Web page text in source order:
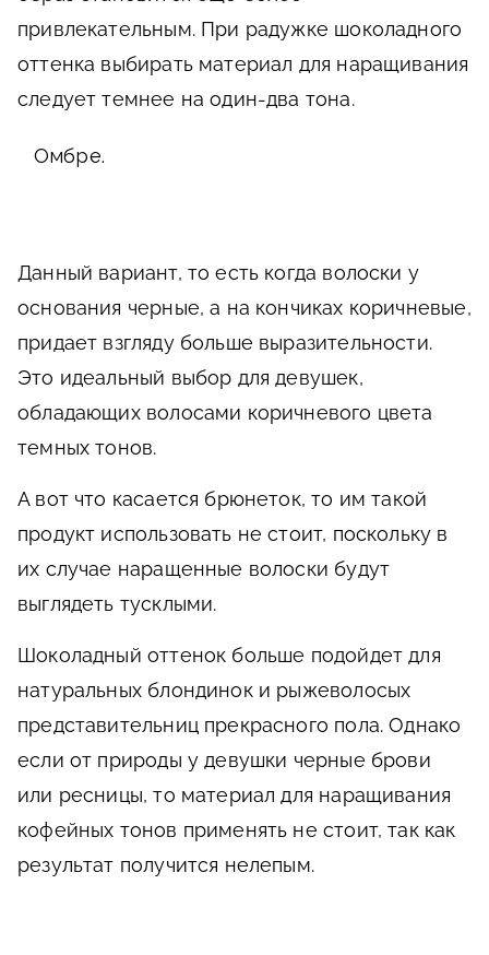
привлекательным. При радужке шоколадного
оттенка выбирать материал для наращивания
следует темнее на один-два тона.
Омбре.
Данный вариант, то есть когда волоски у
основания черные, а на кончиках коричневые,
придает взгляду больше выразительности.
Это идеальный выбор для девушек,
обладающих волосами коричневого цвета
темных тонов.
А вот что касается брюнеток, то им такой
продукт использовать не стоит, поскольку в
их случае наращенные волоски будут
выглядеть тусклыми.
Шоколадный оттенок больше подойдет для
натуральных блондинок и рыжеволосых
представительниц прекрасного пола. Однако
если от природы у девушки черные брови
или ресницы, то материал для наращивания
кофейных тонов применять не стоит, так как
результат получится нелепым.